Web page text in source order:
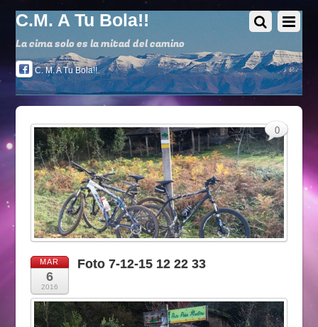
C.M. A Tu Bola!!
La cima solo es la mitad del camino
C. M. A Tu Bola!!
MAR
6
2016
Foto 7-12-15 12 22 33
0